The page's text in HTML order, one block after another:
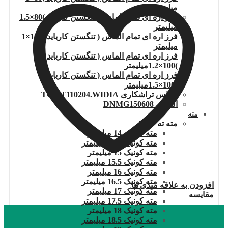
میلیمتر
فرز اره ای تمام الماس ( تنگستن کارباید )80×1.5
میلیمتر
فرز اره ای تمام الماس ( تنگستن کارباید )100×1
میلیمتر
فرز اره ای تمام الماس ( تنگستن کارباید
)100×1.2میلیمتر
فرز اره ای تمام الماس ( تنگستن کارباید
الماس تراشکاری TCMT110204.WIDIA
الماس DNMG150608
مته
مته ته کونیک
مته کونیک 14 میلیمتر
مته کونیک 14.5 میلیمتر
مته کونیک 15 میلیمتر
مته کونیک 15.5 میلیمتر
مته کونیک 16 میلیمتر
مته کونیک 16.5 میلیمتر
مته کونیک 17 میلیمتر
مته کونیک 17.5 میلیمتر
مته کونیک 18 میلیمتر
مته کونیک 18.5 میلیمتر
افزودن به علاقه مندی ها
مقایسه